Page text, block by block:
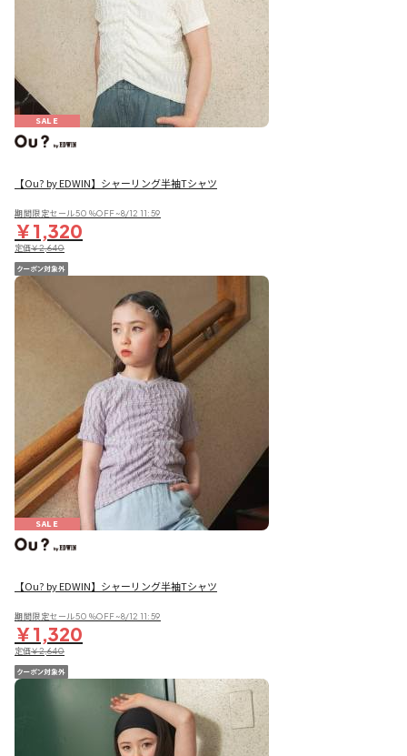
SALE
【Ou? by EDWIN】シャーリング半袖Tシャツ
期間限定セール50％OFF~8/12 11:59
￥1,320
定価￥2,640
SALE
【Ou? by EDWIN】シャーリング半袖Tシャツ
期間限定セール50％OFF~8/12 11:59
￥1,320
定価￥2,640